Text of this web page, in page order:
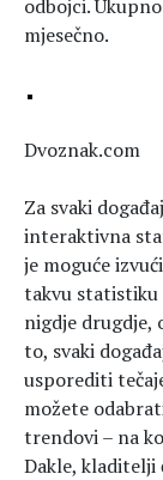
odbojci.
mjesečno.
Dvoznak.com
Za svaki
interaktivna
je moguće
takvu statistiku
nigdje drugdje,
to, svaki
usporediti
možete
trendovi – na
Dakle, kladitelji